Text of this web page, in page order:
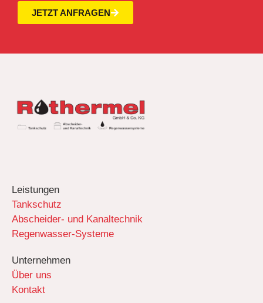
JETZT ANFRAGEN
Leistungen
Tankschutz
Abscheider- und Kanaltechnik
Regenwasser-Systeme
Unternehmen
Über uns
Kontakt